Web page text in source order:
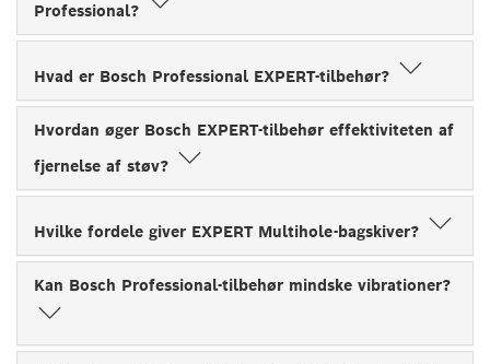
Professional?
Hvad er Bosch Professional EXPERT-tilbehør?
Hvordan øger Bosch EXPERT-tilbehør effektiviteten af
fjernelse af støv?
Hvilke fordele giver EXPERT Multihole-bagskiver?
Kan Bosch Professional-tilbehør mindske vibrationer?